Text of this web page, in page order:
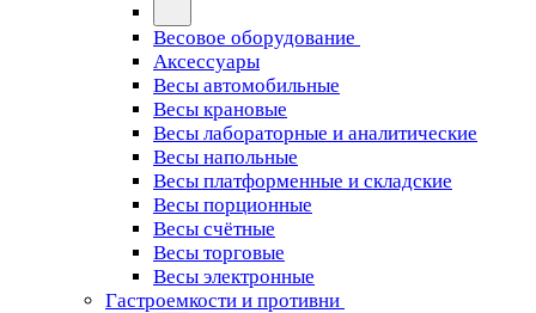
Весовое оборудование
Аксессуары
Весы автомобильные
Весы крановые
Весы лабораторные и аналитические
Весы напольные
Весы платформенные и складские
Весы порционные
Весы счётные
Весы торговые
Весы электронные
Гастроемкости и противни